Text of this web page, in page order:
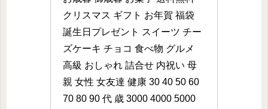
クリスマス ギフト お年賀 福袋
誕生日プレゼント スイーツ チー
ズケーキ チョコ 食べ物 グルメ
高級 おしゃれ 詰合せ 内祝い 母
親 女性 女友達 健康 30 40 50 60
70 80 90 代 歳 3000 4000 5000